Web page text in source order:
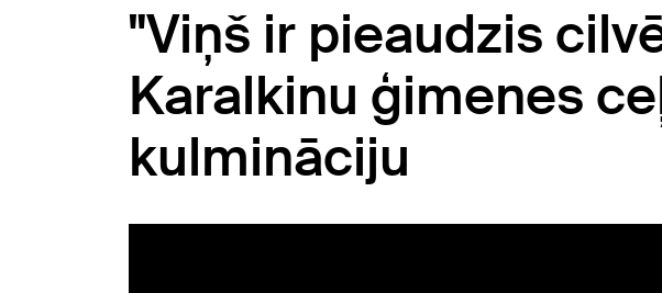
"Viņš ir pieaudzis
Karalkinu ģimenes
kulmināciju